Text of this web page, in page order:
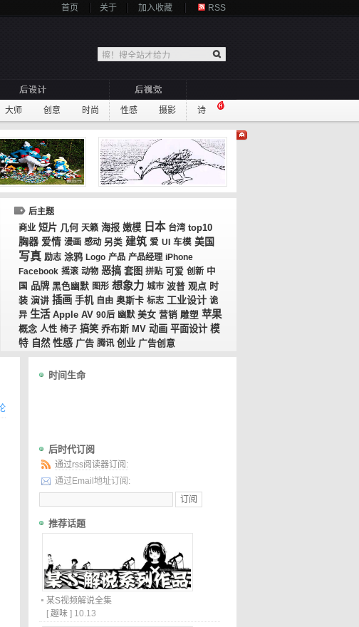
首页 关于 加入收藏 RSS
大师 创意 时尚 性感 摄影 诗
后主题
商业 短片 几何 天籁 海报 嫩模 日本 台湾 top10
胸器 爱情 漫画 感动 另类 建筑 爱 UI 车模 美国
写真 励志 涂鸦 Logo 产品 产品经理 iPhone
Facebook 摇滚 动物 恶搞 套图 拼贴 可爱 创新 中
国 品牌 黑色幽默 图形 想象力 城市 波普 观点 时
装 演讲 插画 手机 自由 奥斯卡 标志 工业设计 诡
异 生活 Apple AV 90后 幽默 美女 营销 雕塑 苹果
概念 人性 椅子 搞笑 乔布斯 MV 动画 平面设计 模
特 自然 性感 广告 腾讯 创业 广告创意
时间生命
后时代订阅
通过rss阅读器订阅:
通过Email地址订阅:
推荐话题
某S视频解说全集
[ 趣味 ] 10.13